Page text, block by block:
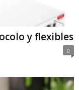
y flexibles
0